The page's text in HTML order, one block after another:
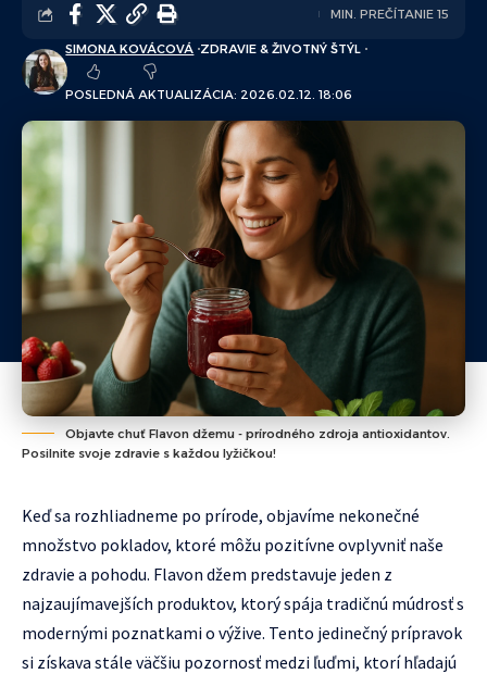
POSLEDNÁ AKTUALIZÁCIA: 2026.02.12. 18:06
SIMONA KOVÁCOVÁ ZDRAVIE & ŽIVOTNÝ ŠTÝL
MIN. PREČÍTANIE 15
Objavte chuť Flavon džemu - prírodného zdroja antioxidantov.
Posilnite svoje zdravie s každou lyžičkou!
Keď sa rozhliadneme po prírode, objavíme nekonečné
množstvo pokladov, ktoré môžu pozitívne ovplyvniť naše
zdravie a pohodu. Flavon džem predstavuje jeden z
najzaujímavejších produktov, ktorý spája tradičnú múdrosť s
modernými poznatkami o výžive. Tento jedinečný prípravok
si získava stále väčšiu pozornosť medzi ľuďmi, ktorí hľadajú